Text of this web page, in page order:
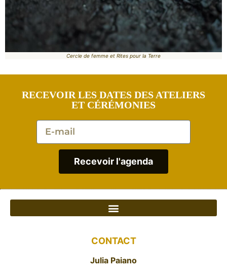
Cercle de femme et Rites pour la Terre
RECEVOIR LES DATES DES ATELIERS
ET CÉRÉMONIES
Recevoir l'agenda
CONTACT
Julia Paiano